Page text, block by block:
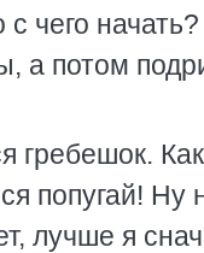
чего
а потом
гребешок.
попугай! Ну
лучше я